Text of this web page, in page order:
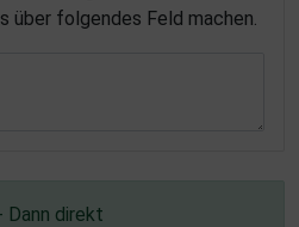
über folgendes Feld machen.
Dann direkt